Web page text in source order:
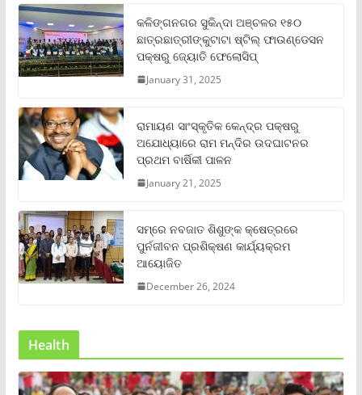
କଳିଙ୍ଗନଗର ସୁକିନ୍ଦା ଅଞ୍ଚଳର ୧୫୦
ଛାତ୍ରଛାତ୍ରୀଙ୍କୁଟାଟା ଷ୍ଟିଲ୍ ଫାଉଣ୍ଡେସନ
ପକ୍ଷରୁ ଜ୍ୟୋତି ଫେଲୋସିପ୍‌
January 31, 2025
ରାମାୟଣ ସାଂସ୍କୃତିକ କେନ୍ଦ୍ର ପକ୍ଷରୁ
ଅଯୋଧ୍ୟାରେ ରାମ ମନ୍ଦିର ଉଦଘାଟନର
ପ୍ରଥମ ବାର୍ଷିକୀ ପାଳନ
January 21, 2025
ସମ୍‌ରେ ନବଜାତ ଶିଶୁଙ୍କ କ୍ଷେତ୍ରରେ
ପୁର୍ନଜୀବନ ପ୍ରଶିକ୍ଷଣ କାର୍ଯ୍ୟକ୍ରମ
ଆୟୋଜିତ
December 26, 2024
Health